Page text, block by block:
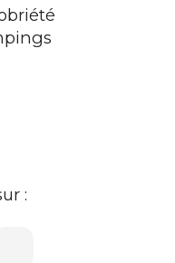
: